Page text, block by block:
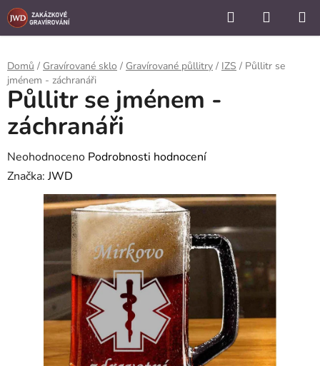
```
Přejít
na
Hledat
KOŠÍK
Domů / Gravírované sklo / Gravírované půllitry / IZS / Půllitr se
jménem - záchranáři
Půllitr se jménem -
záchranáři
Průměrné
hodnocení
produktu
hvězdiček.
Neohodnoceno Podrobnosti hodnocení
Značka:JWD